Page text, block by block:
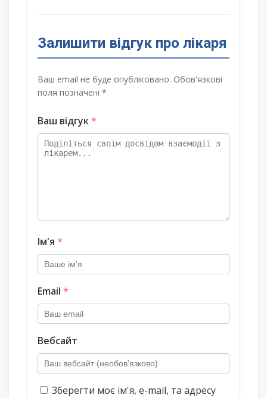
Залишити відгук про лікаря
Ваш email не буде опубліковано. Обов'язкові
поля позначені *
Ваш відгук*
Ім'я *
Email *
Вебсайт
Зберегти моє ім'я, e-mail, та адресу